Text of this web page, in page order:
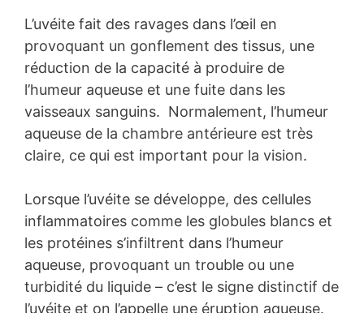
L’uvéite fait des ravages dans l’œil en
provoquant un gonflement des tissus, une
réduction de la capacité à produire de
l’humeur aqueuse et une fuite dans les
vaisseaux sanguins. Normalement, l’humeur
aqueuse de la chambre antérieure est très
claire, ce qui est important pour la vision.
Lorsque l’uvéite se développe, des cellules
inflammatoires comme les globules blancs et
les protéines s’infiltrent dans l’humeur
aqueuse, provoquant un trouble ou une
turbidité du liquide – c’est le signe distinctif de
l’uvéite et on l’appelle une éruption aqueuse.